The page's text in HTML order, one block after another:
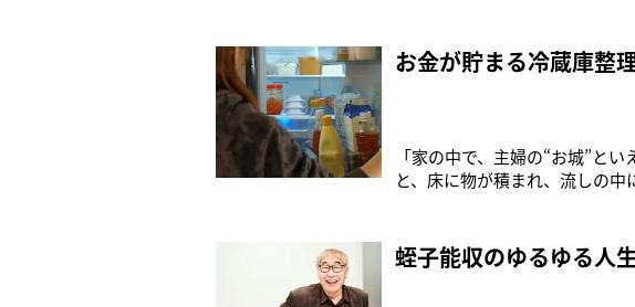
お金が貯まる冷蔵庫整
「家の中で、主婦の“お城”と
と、床に物が積まれ、流しの
の悩みを解決してきた市居愛
に
蛭子能収のゆるゆる人